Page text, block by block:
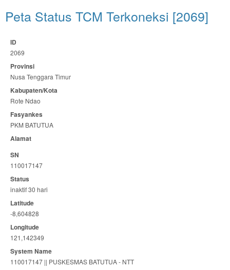
Peta Status TCM Terkoneksi [2069]
ID
2069
Provinsi
Nusa Tenggara Timur
Kabupaten/Kota
Rote Ndao
Fasyankes
PKM BATUTUA
Alamat
SN
110017147
Status
inaktif 30 hari
Latitude
-8,604828
Longitude
121,142349
System Name
110017147 || PUSKESMAS BATUTUA - NTT